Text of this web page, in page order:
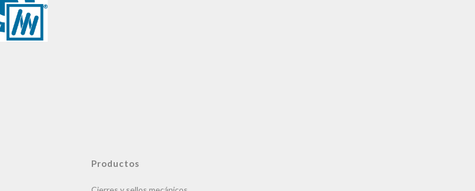
Productos